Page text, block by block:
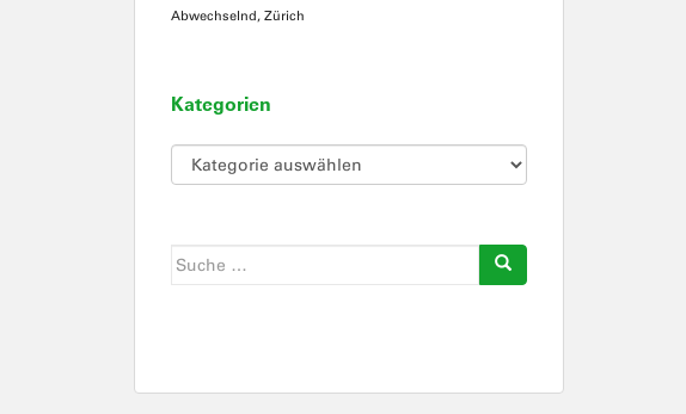
Abwechselnd, Zürich
Kategorien
Kategorien
Suche